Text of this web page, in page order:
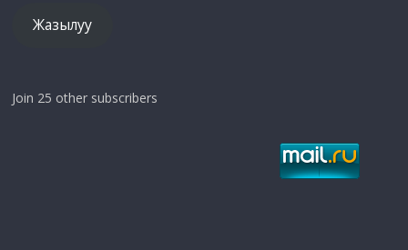
Жазылуу
Join 25 other subscribers